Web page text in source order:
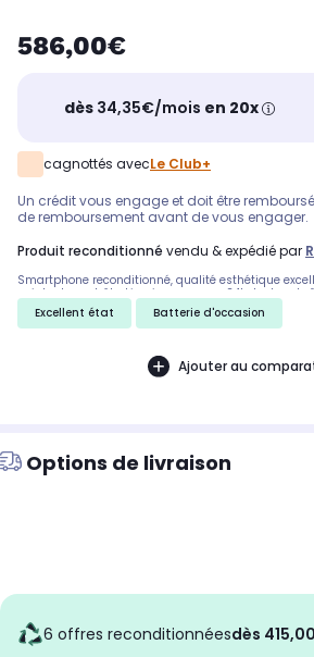
586,00€
dès 34,35€/mois en 20x
cagnottés avecLe Club+
Un crédit vous engage et doit être
de remboursement avant de vous engager.
produit reconditionné vendu & expédié par
Smartphone reconditionné, qualité esthétique
points de contrôle. Livraison express 24h. Inclus :
d'alimentation et extracteur SIM.
Excellent état Batterie d'occasion
Ajouter au
Options de livraison
6 offres reconditionnées dès